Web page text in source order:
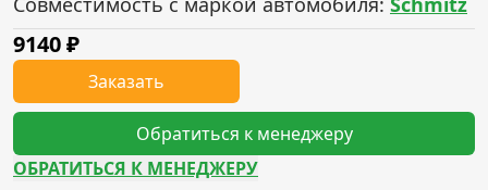
9140₽
Заказать
Обратиться к менеджеру
ОБРАТИТЬСЯ К МЕНЕДЖЕРУ